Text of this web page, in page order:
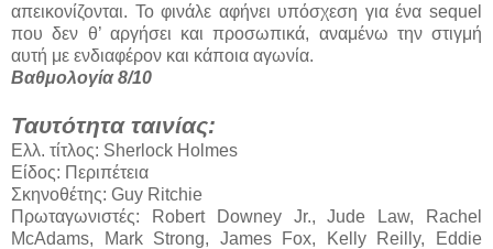
απεικονίζονται. Το φινάλε αφήνει υπόσχεση για ένα sequel
που δεν θ’ αργήσει και προσωπικά, αναμένω την στιγμή
αυτή με ενδιαφέρον και κάποια αγωνία.
Βαθμολογία 8/10
Ταυτότητα ταινίας:
Ελλ. τίτλος: Sherlock Holmes
Είδος: Περιπέτεια
Σκηνοθέτης: Guy Ritchie
Πρωταγωνιστές: Robert Downey Jr., Jude Law, Rachel
McAdams, Mark Strong, James Fox, Kelly Reilly, Eddie